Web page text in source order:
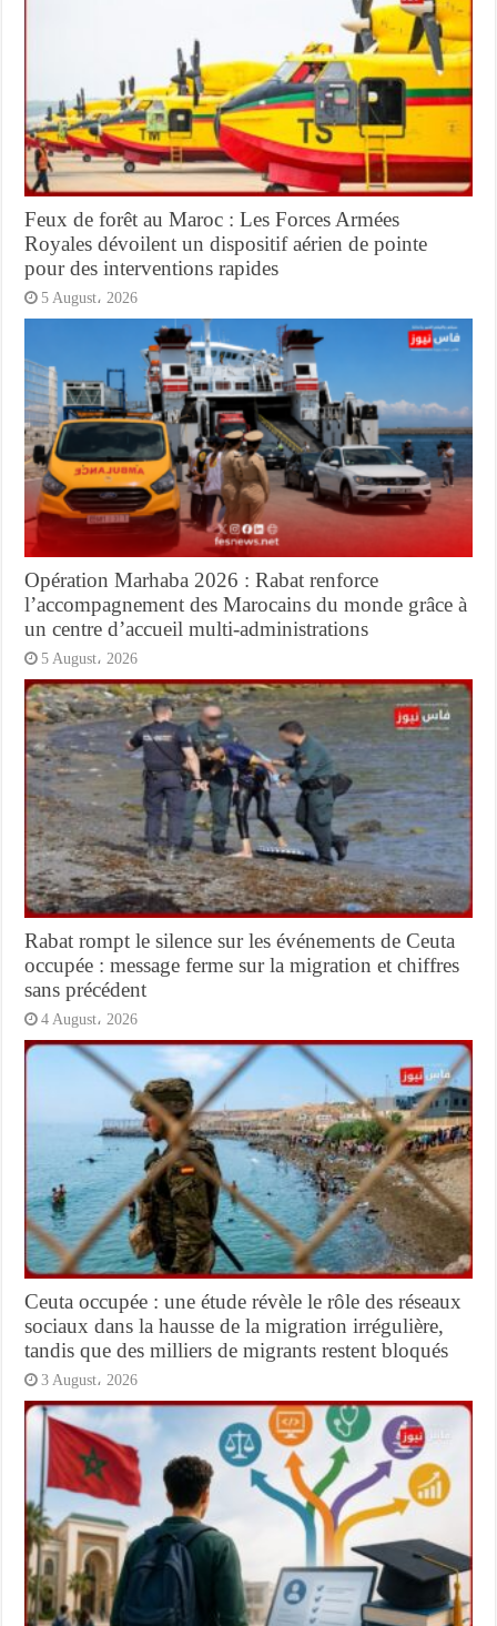
Feux de forêt au Maroc : Les Forces Armées
Royales dévoilent un dispositif aérien de pointe
pour des interventions rapides
5 August، 2026
Opération Marhaba 2026 : Rabat renforce
l’accompagnement des Marocains du monde grâce à
un centre d’accueil multi-administrations
5 August، 2026
Rabat rompt le silence sur les événements de Ceuta
occupée : message ferme sur la migration et chiffres
sans précédent
4 August، 2026
Ceuta occupée : une étude révèle le rôle des réseaux
sociaux dans la hausse de la migration irrégulière,
tandis que des milliers de migrants restent bloqués
3 August، 2026